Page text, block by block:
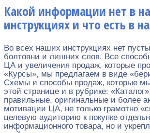
Какой информации нет в
инструкциях и что есть в
Во всех наших инструкциях нет
болтовни и лишних слов. Все
ЦА и увеличения продаж, которые
«Курсы», мы предлагаем в виде
Схемы и способы продаж, которые
этой странице и в рубрике:
правильные, оригинальные и более
мотивации ЦА, не только грамотно
целевую аудиторию к покупке
информационного товара, но и